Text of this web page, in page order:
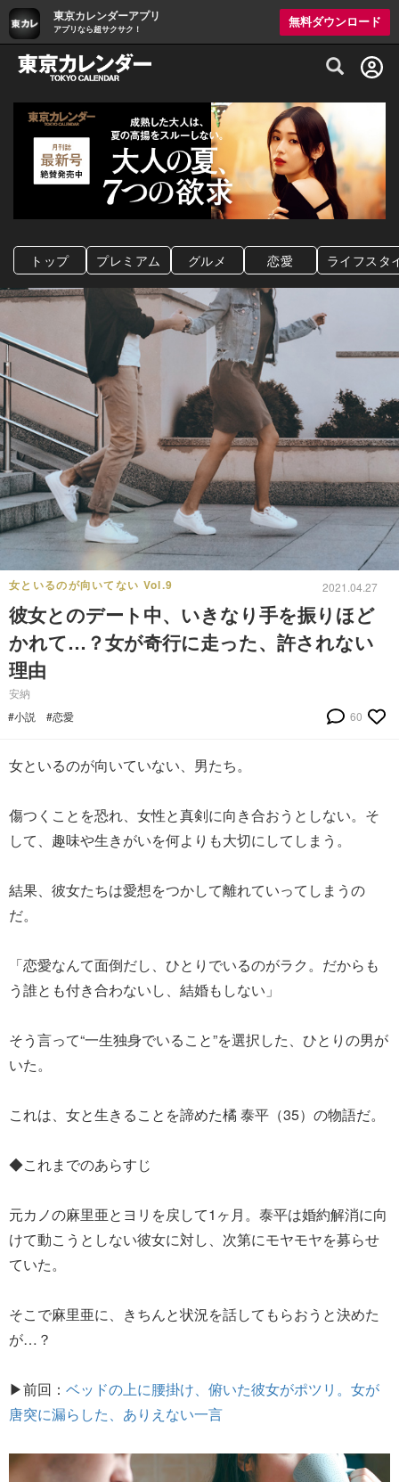
東京カレンダーアプリ
アプリなら超サクサク！
無料ダウンロード
グルメ情報・プレミアムレストラン予約
トップ プレミアム グルメ 恋愛 ライフスタ
女といるのが向いてない Vol.9 2021.04.27
彼女とのデート中、いきなり手を振りほど
かれて…？女が奇行に走った、許されない
理由
安納
#小説
#恋愛 60
女といるのが向いていない、男たち。
傷つくことを恐れ、女性と真剣に向き合おうとしない。そ
して、趣味や生きがいを何よりも大切にしてしまう。
結果、彼女たちは愛想をつかして離れていってしまうの
だ。
「恋愛なんて面倒だし、ひとりでいるのがラク。だからも
う誰とも付き合わないし、結婚もしない」
そう言って“一生独身でいること”を選択した、ひとりの男が
いた。
これは、女と生きることを諦めた橘 泰平（35）の物語だ。
◆これまでのあらすじ
元カノの麻里亜とヨリを戻して1ヶ月。泰平は婚約解消に向
けて動こうとしない彼女に対し、次第にモヤモヤを募らせ
ていた。
そこで麻里亜に、きちんと状況を話してもらおうと決めた
が…？
▶前回： ベッドの上に腰掛け、俯いた彼女がポツリ。女が
唐突に漏らした、ありえない一言